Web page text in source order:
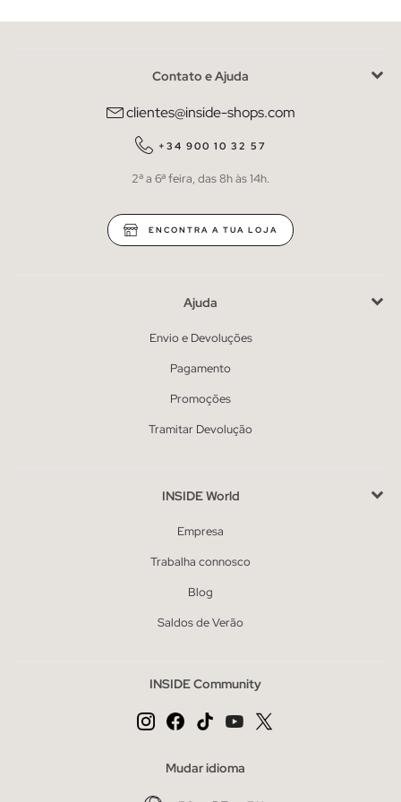
Contato e Ajuda
clientes@inside-shops.com
+34 900 10 32 57
2ª a 6ª feira, das 8h às 14h.
ENCONTRA A TUA LOJA
Ajuda
Envio e Devoluções
Pagamento
Promoções
Tramitar Devolução
INSIDE World
Empresa
Trabalha connosco
Blog
Saldos de Verão
INSIDE Community
Mudar idioma